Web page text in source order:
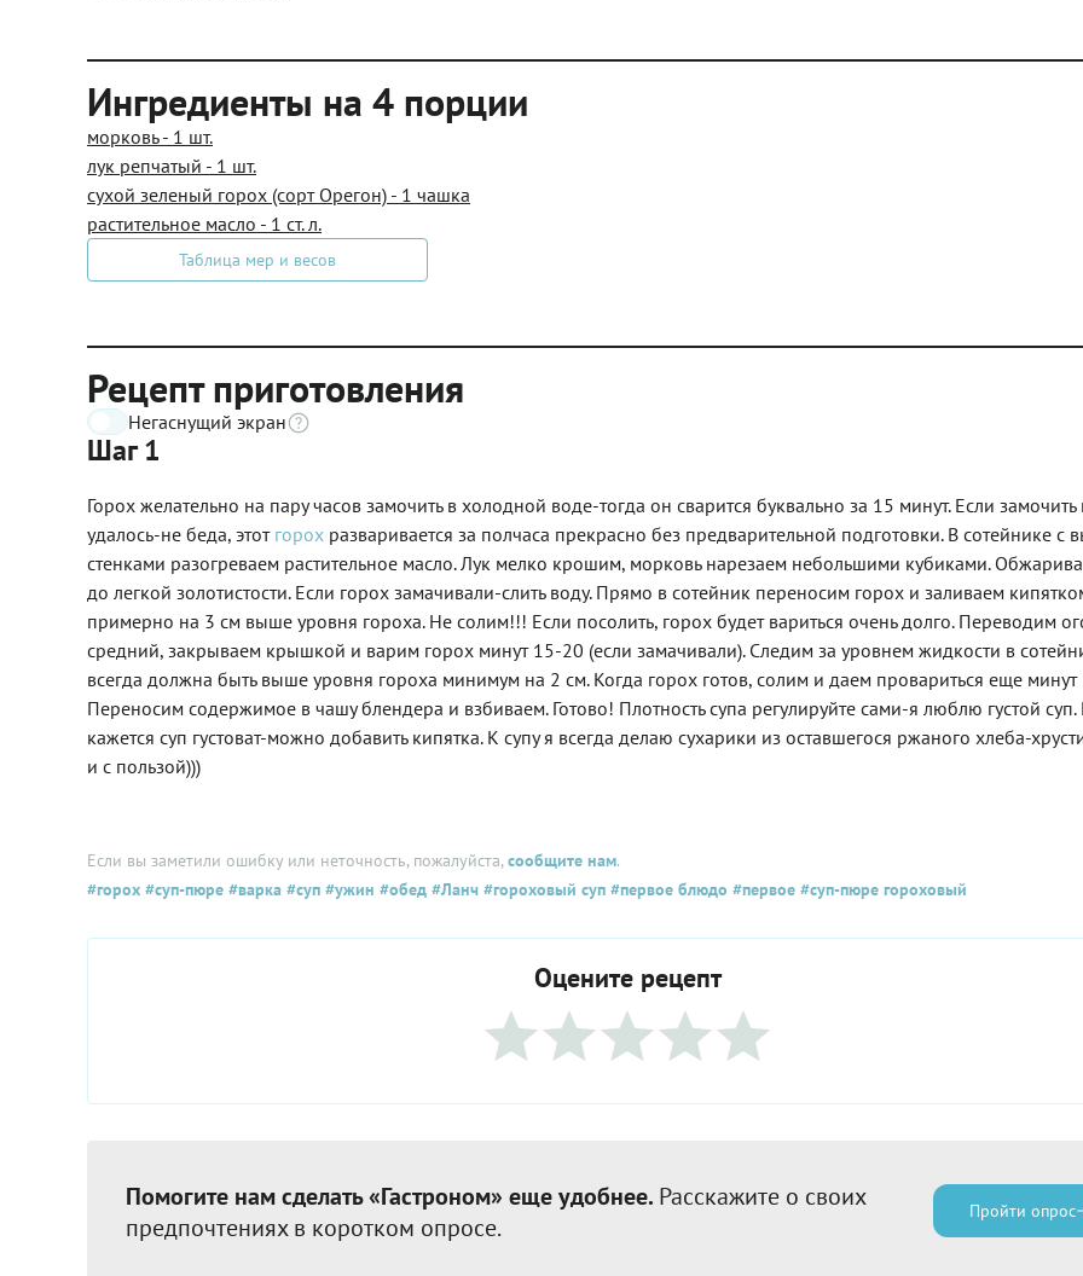
Ингредиенты на 4 порции
морковь - 1 шт.
лук репчатый - 1 шт.
сухой зеленый горох (сорт Орегон) - 1 чашка
растительное масло - 1 ст. л.
Таблица мер и весов
Рецепт приготовления
Негаснущий экран
Шаг 1
Горох желательно на пару часов замочить в холодной воде-тогда он сварится буквально за 15 минут. Если замочить
удалось-не беда, этот горох разваривается за полчаса прекрасно без предварительной подготовки. В сотейнике с
стенками разогреваем растительное масло. Лук мелко крошим, морковь нарезаем небольшими кубиками.
до легкой золотистости. Если горох замачивали-слить воду. Прямо в сотейник переносим горох и заливаем
примерно на 3 см выше уровня гороха. Не солим!!! Если посолить, горох будет вариться очень долго. Переводим
средний, закрываем крышкой и варим горох минут 15-20 (если замачивали). Следим за уровнем жидкости в
всегда должна быть выше уровня гороха минимум на 2 см. Когда горох готов, солим и даем провариться еще минут
Переносим содержимое в чашу блендера и взбиваем. Готово! Плотность супа регулируйте сами-я люблю густой суп.
кажется суп густоват-можно добавить кипятка. К супу я всегда делаю сухарики из оставшегося ржаного хлеба-
и с пользой)))
Если вы заметили ошибку или неточность, пожалуйста,сообщите нам.
#горох #суп-пюре #варка #суп #ужин #обед #Ланч #гороховый суп #первое блюдо #первое #суп-пюре гороховый
Оцените рецепт
Помогите нам сделать «Гастроном» еще удобнее. Расскажите о своих
предпочтениях в коротком опросе.
Пройти опрос